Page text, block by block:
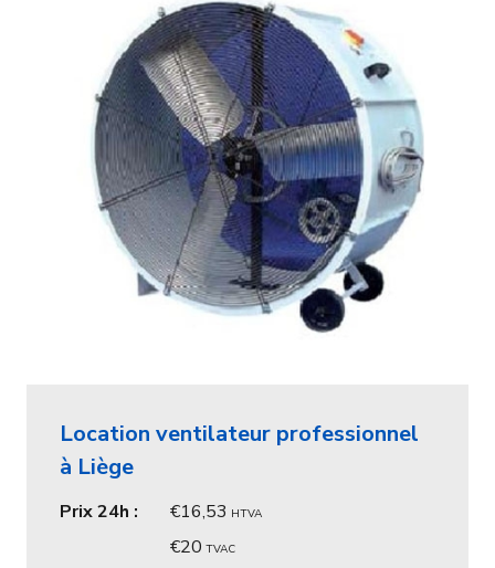
Location ventilateur professionnel
à Liège
Prix 24h : 16,53 HTVA
20 TVAC